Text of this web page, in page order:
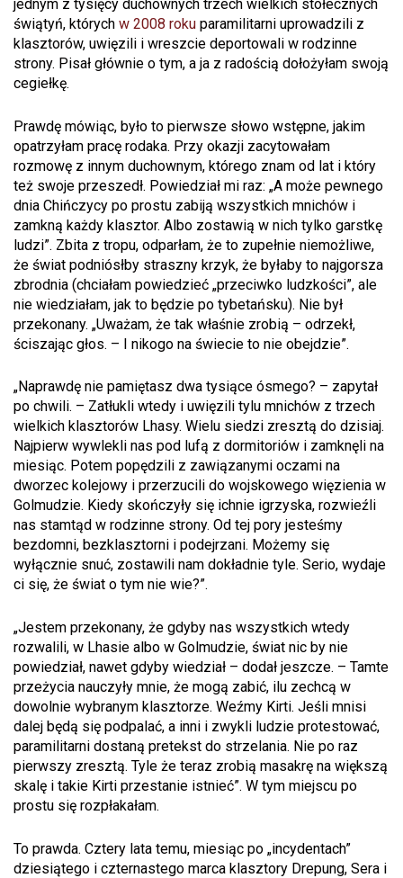
jednym z tysięcy duchownych trzech wielkich stołecznych
świątyń, których w 2008 roku paramilitarni uprowadzili z
klasztorów, uwięzili i wreszcie deportowali w rodzinne
strony. Pisał głównie o tym, a ja z radością dołożyłam swoją
cegiełkę.
Prawdę mówiąc, było to pierwsze słowo wstępne, jakim
opatrzyłam pracę rodaka. Przy okazji zacytowałam
rozmowę z innym duchownym, którego znam od lat i który
też swoje przeszedł. Powiedział mi raz: „A może pewnego
dnia Chińczycy po prostu zabiją wszystkich mnichów i
zamkną każdy klasztor. Albo zostawią w nich tylko garstkę
ludzi”. Zbita z tropu, odparłam, że to zupełnie niemożliwe,
że świat podniósłby straszny krzyk, że byłaby to najgorsza
zbrodnia (chciałam powiedzieć „przeciwko ludzkości”, ale
nie wiedziałam, jak to będzie po tybetańsku). Nie był
przekonany. „Uważam, że tak właśnie zrobią – odrzekł,
ściszając głos. – I nikogo na świecie to nie obejdzie”.
„Naprawdę nie pamiętasz dwa tysiące ósmego? – zapytał
po chwili. – Zatłukli wtedy i uwięzili tylu mnichów z trzech
wielkich klasztorów Lhasy. Wielu siedzi zresztą do dzisiaj.
Najpierw wywlekli nas pod lufą z dormitoriów i zamknęli na
miesiąc. Potem popędzili z zawiązanymi oczami na
dworzec kolejowy i przerzucili do wojskowego więzienia w
Golmudzie. Kiedy skończyły się ichnie igrzyska, rozwieźli
nas stamtąd w rodzinne strony. Od tej pory jesteśmy
bezdomni, bezklasztorni i podejrzani. Możemy się
wyłącznie snuć, zostawili nam dokładnie tyle. Serio, wydaje
ci się, że świat o tym nie wie?”.
„Jestem przekonany, że gdyby nas wszystkich wtedy
rozwalili, w Lhasie albo w Golmudzie, świat nic by nie
powiedział, nawet gdyby wiedział – dodał jeszcze. – Tamte
przeżycia nauczyły mnie, że mogą zabić, ilu zechcą w
dowolnie wybranym klasztorze. Weźmy Kirti. Jeśli mnisi
dalej będą się podpalać, a inni i zwykli ludzie protestować,
paramilitarni dostaną pretekst do strzelania. Nie po raz
pierwszy zresztą. Tyle że teraz zrobią masakrę na większą
skalę i takie Kirti przestanie istnieć”. W tym miejscu po
prostu się rozpłakałam.
To prawda. Cztery lata temu, miesiąc po „incydentach”
dziesiątego i czternastego marca klasztory Drepung, Sera i